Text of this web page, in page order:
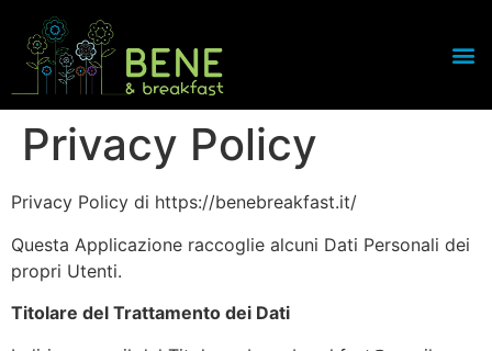
Privacy Policy
Privacy Policy di https://benebreakfast.it/
Questa Applicazione raccoglie alcuni Dati Personali dei
propri Utenti.
Titolare del Trattamento dei Dati